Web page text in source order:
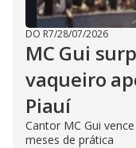
DO R7/28/07/2026
MC Gui
vaqueiro
Piauí
Cantor MC Gui
meses de prática